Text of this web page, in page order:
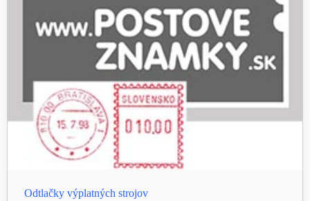
Odtlačky výplatných strojov